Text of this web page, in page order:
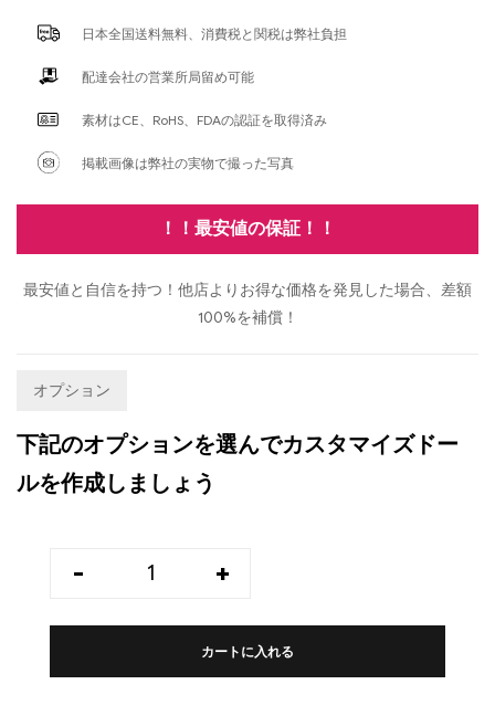
日本全国送料無料、消費税と関税は弊社負担
配達会社の営業所局留め可能
素材はCE、RoHS、FDAの認証を取得済み
掲載画像は弊社の実物で撮った写真
！！最安値の保証！！
最安値と自信を持つ！他店よりお得な価格を発見した場合、差額
100%を補償！
オプション
下記のオプションを選んでカスタマイズドー
ルを作成しましょう
- +
カートに入れる